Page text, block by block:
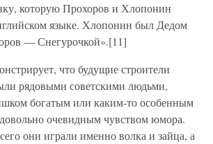
которую Прохоров и Хлопонин
языке. Хлопонин был Дедом
— Снегурочкой».[11]
что будущие строители
рядовыми советскими людьми,
богатым или каким-то особенным
очевидным чувством юмора.
они играли именно волка и зайца, а